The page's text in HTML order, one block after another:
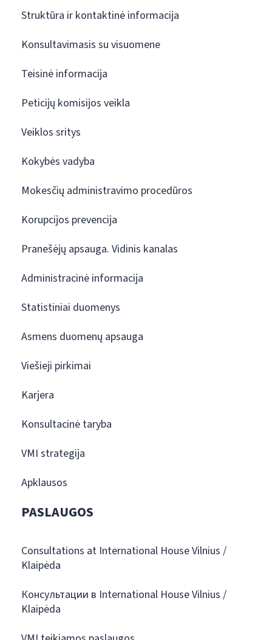
Struktūra ir kontaktinė informacija
Konsultavimasis su visuomene
Teisinė informacija
Peticijų komisijos veikla
Veiklos sritys
Kokybės vadyba
Mokesčių administravimo procedūros
Korupcijos prevencija
Pranešėjų apsauga. Vidinis kanalas
Administracinė informacija
Statistiniai duomenys
Asmens duomenų apsauga
Viešieji pirkimai
Karjera
Konsultacinė taryba
VMI strategija
Apklausos
PASLAUGOS
Consultations at International House Vilnius /
Klaipėda
Консультации в International House Vilnius /
Klaipėda